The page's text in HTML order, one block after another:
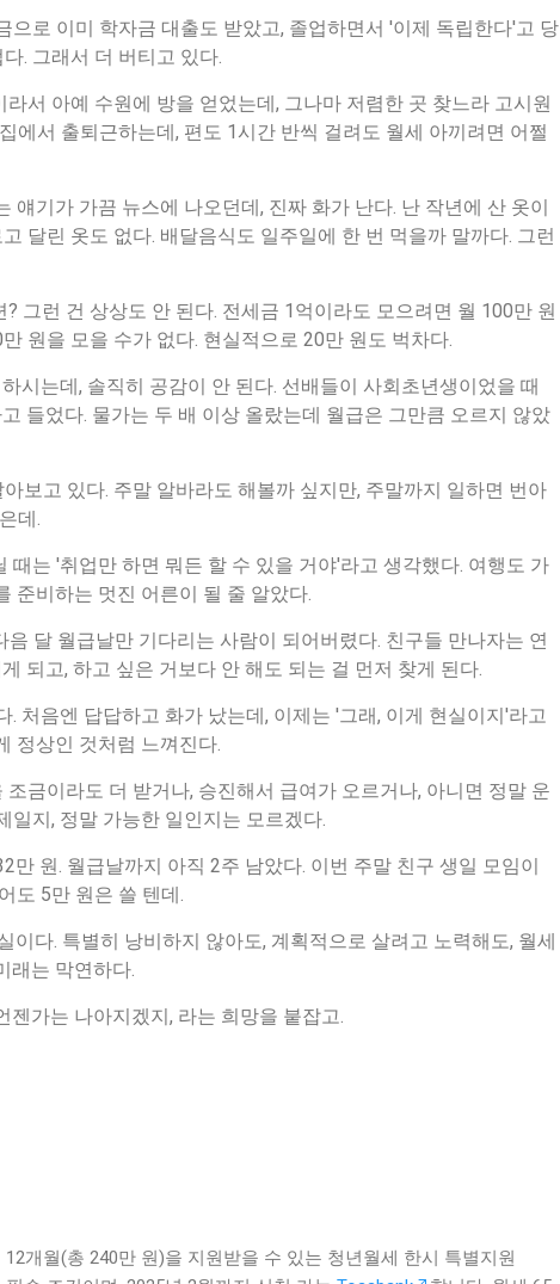
으로 이미 학자금 대출도 받았고, 졸업하면서 '이제 독립한다'고 당
. 그래서 더 버티고 있다.
서 아예 수원에 방을 얻었는데, 그나마 저렴한 곳 찾느라 고시원
에서 출퇴근하는데, 편도 1시간 반씩 걸려도 월세 아끼려면 어쩔
얘기가 가끔 뉴스에 나오던데, 진짜 화가 난다. 난 작년에 산 옷이
달린 옷도 없다. 배달음식도 일주일에 한 번 먹을까 말까다. 그런
그런 건 상상도 안 된다. 전세금 1억이라도 모으려면 월 100만 원
원을 모을 수가 없다. 현실적으로 20만 원도 벅차다.
시는데, 솔직히 공감이 안 된다. 선배들이 사회초년생이었을 때
들었다. 물가는 두 배 이상 올랐는데 월급은 그만큼 오르지 않았
보고 있다. 주말 알바라도 해볼까 싶지만, 주말까지 일하면 번아
데.
는 '취업만 하면 뭐든 할 수 있을 거야'라고 생각했다. 여행도 가
준비하는 멋진 어른이 될 줄 알았다.
달 월급날만 기다리는 사람이 되어버렸다. 친구들 만나자는 연
되고, 하고 싶은 거보다 안 해도 되는 걸 먼저 찾게 된다.
처음엔 답답하고 화가 났는데, 이제는 '그래, 이게 현실이지'라고
정상인 것처럼 느껴진다.
금이라도 더 받거나, 승진해서 급여가 오르거나, 아니면 정말 운
지, 정말 가능한 일인지는 모르겠다.
만 원. 월급날까지 아직 2주 남았다. 이번 주말 친구 생일 모임이
도 5만 원은 쓸 텐데.
다. 특별히 낭비하지 않아도, 계획적으로 살려고 노력해도, 월세
래는 막연하다.
가는 나아지겠지, 라는 희망을 붙잡고.
개월(총 240만 원)을 지원받을 수 있는 청년월세 한시 특별지원